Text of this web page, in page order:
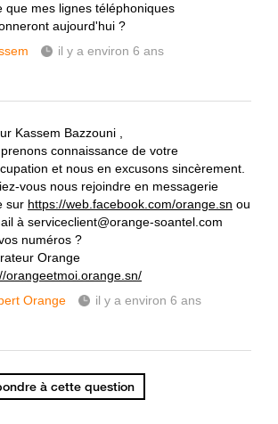
que mes lignes téléphoniques
aujourd'hui ?
il y a environ 6 ans
Kassem Bazzouni ,
connaissance de votre
et nous en excusons sincèrement.
vous nous rejoindre en messagerie
sur https://web.facebook.com/orange.sn ou
à serviceclient@orange-soantel.com
numéros ?
Orange
orangeetmoi.orange.sn/
Orange
il y a environ 6 ans
à cette question